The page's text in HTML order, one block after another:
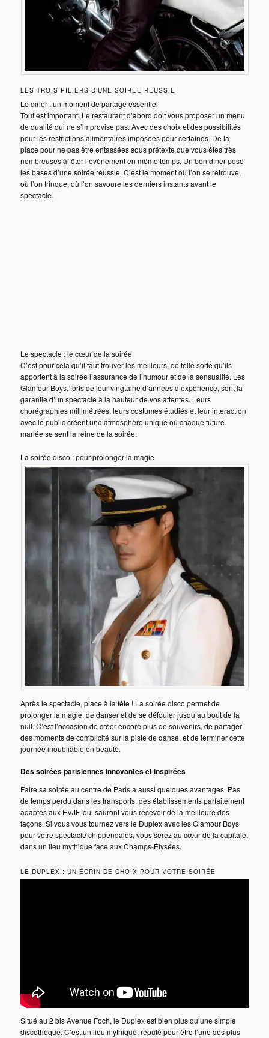
LES TROIS PILIERS D’UNE SOIRÉE RÉUSSIE
Le dîner : un moment de partage essentiel
Tout est important. Le restaurant d’abord doit vous proposer un menu
de qualité qui ne s’improvise pas. Avec des choix et des possibilités
pour les restrictions alimentaires imposées pour certaines. De la
place pour ne pas être entassées sous prétexte que vous êtes très
nombreuses à fêter l’événement en même temps. Un bon dîner pose
les bases d’une soirée réussie. C’est le moment où l’on se retrouve,
où l’on trinque, où l’on savoure les derniers instants avant le
spectacle.
Le spectacle : le cœur de la soirée
C’est pour cela qu’il faut trouver les meilleurs, de telle sorte qu’ils
apportent à la soirée l’assurance de l’humour et de la sensualité. Les
Glamour Boys, forts de leur vingtaine d’années d’expérience, sont la
garantie d’un spectacle à la hauteur de vos attentes. Leurs
chorégraphies millimétrées, leurs costumes étudiés et leur interaction
avec le public créent une atmosphère unique où chaque future
mariée se sent la reine de la soirée.
La soirée disco : pour prolonger la magie
Après le spectacle, place à la fête ! La soirée disco permet de
prolonger la magie, de danser et de se défouler jusqu’au bout de la
nuit. C’est l’occasion de créer encore plus de souvenirs, de partager
des moments de complicité sur la piste de danse, et de terminer cette
journée inoubliable en beauté.
Des soirées parisiennes innovantes et inspirées
Faire sa soirée au centre de Paris a aussi quelques avantages. Pas
de temps perdu dans les transports, des établissements parfaitement
adaptés aux EVJF, qui sauront vous recevoir de la meilleure des
façons. Si vous vous tournez vers le Duplex avec les Glamour Boys
pour votre spectacle chippendales, vous serez au cœur de la capitale,
dans un lieu mythique face aux Champs-Élysées.
LE DUPLEX : UN ÉCRIN DE CHOIX POUR VOTRE SOIRÉE
Situé au 2 bis Avenue Foch, le Duplex est bien plus qu’une simple
discothèque. C’est un lieu mythique, réputé pour être l’une des plus